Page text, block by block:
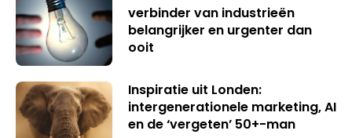
verbinder van industrieën
belangrijker en urgenter dan
ooit
Inspiratie uit Londen:
intergenerationele marketing, AI
en de ‘vergeten’ 50+-man